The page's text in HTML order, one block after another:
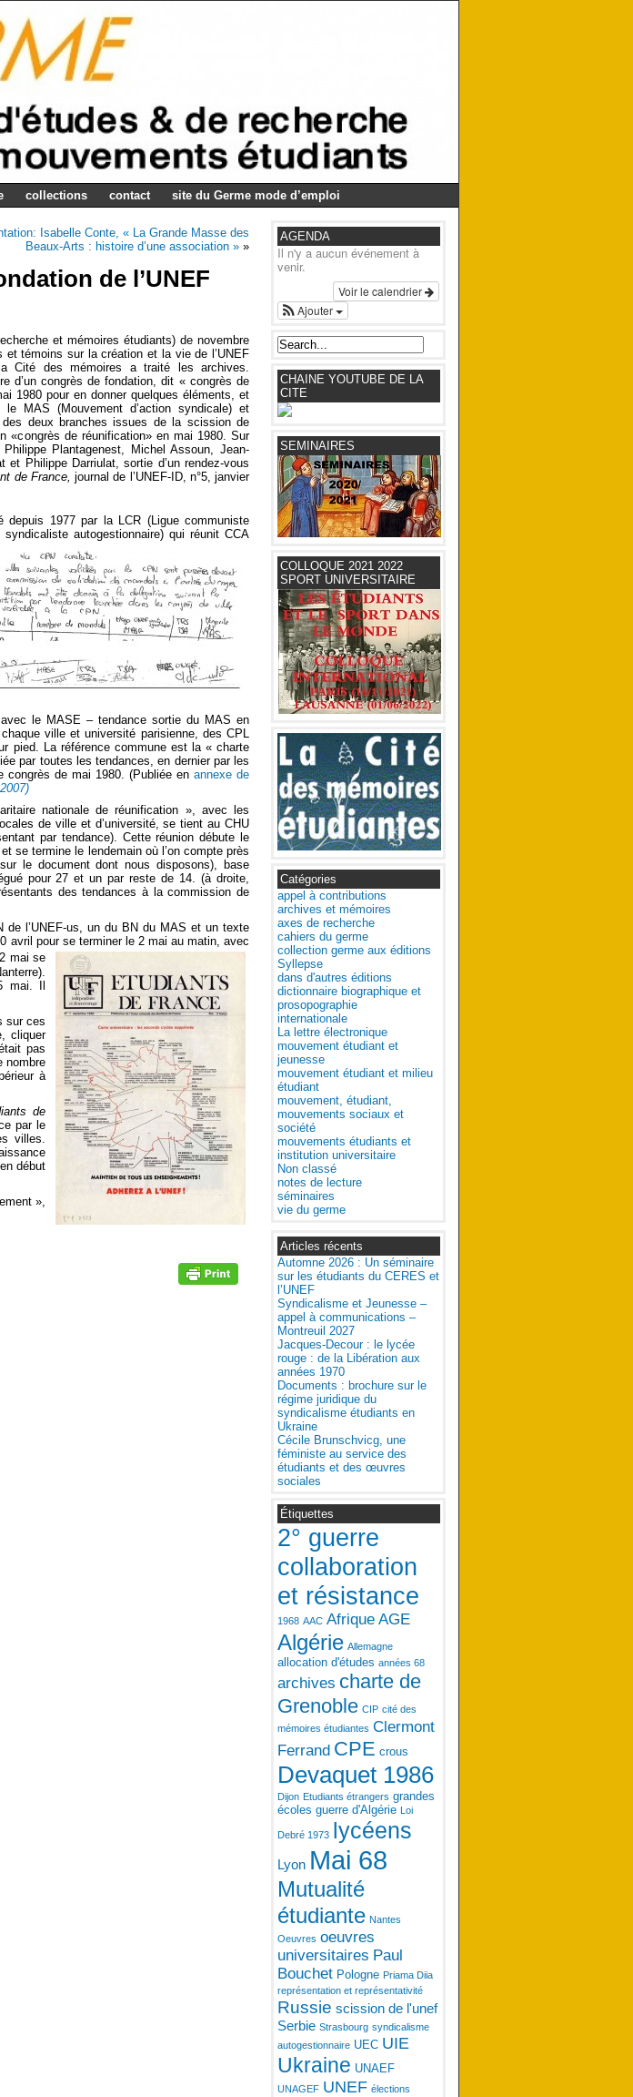
collections contact site du Germe mode d’emploi
Isabelle Conte, « La Grande Masse des
Beaux-Arts : histoire d’une association » »
de l’UNEF
et mémoires étudiants) de novembre
témoins sur la création et la vie de l’UNEF
Cité des mémoires a traité les archives.
d’un congrès de fondation, dit « congrès de
1980 pour en donner quelques éléments, et
le MAS (Mouvement d’action syndicale) et
des deux branches issues de la scission de
«congrès de réunification» en mai 1980. Sur
Plantagenest, Michel Assoun, Jean-
et Philippe Darriulat, sortie d’un rendez-vous
de France, journal de l’UNEF-ID, n°5, janvier
1977 par la LCR (Ligue communiste
autogestionnaire) qui réunit CCA
le MASE – tendance sortie du MAS en
ville et université parisienne, des CPL
pied. La référence commune est la « charte
par toutes les tendances, en dernier par les
de mai 1980. (Publiée en annexe de
nationale de réunification », avec les
de ville et d’université, se tient au CHU
par tendance). Cette réunion débute le
se termine le lendemain où l’on compte près
le document dont nous disposons), base
pour 27 et un par reste de 14. (à droite,
des tendances à la commission de
l’UNEF-us, un du BN du MAS et un texte
avril pour se terminer le 2 mai au matin, avec
mai se
mai. Il
sur ces
cliquer
pas
nombre
à
de
par le
villes.
début
»,
AGENDA
Il n'y a aucun événement à
venir.
Voir le calendrier
Ajouter
CHAINE YOUTUBE DE LA
CITE
SEMINAIRES
COLLOQUE 2021 2022
SPORT UNIVERSITAIRE
Catégories
appel à contributions
archives et mémoires
axes de recherche
cahiers du germe
collection germe aux éditions
Syllepse
dans d'autres éditions
dictionnaire biographique et
prosopographie
internationale
La lettre électronique
mouvement étudiant et
jeunesse
mouvement étudiant et milieu
étudiant
mouvement, étudiant,
mouvements sociaux et
société
mouvements étudiants et
institution universitaire
Non classé
notes de lecture
séminaires
vie du germe
Articles récents
Automne 2026 : Un séminaire
sur les étudiants du CERES et
l’UNEF
Syndicalisme et Jeunesse –
appel à communications –
Montreuil 2027
Jacques-Decour : le lycée
rouge : de la Libération aux
années 1970
Documents : brochure sur le
régime juridique du
syndicalisme étudiants en
Ukraine
Cécile Brunschvicg, une
féministe au service des
étudiants et des œuvres
sociales
Étiquettes
2° guerre
collaboration
et résistance
1968 AAC Afrique AGE
Algérie Allemagne
allocation d'études années 68
archives charte de
Grenoble CIP cité des
mémoires étudiantes Clermont
Ferrand CPE crous
Devaquet 1986
Dijon Etudiants étrangers grandes
écoles guerre d'Algérie Loi
Debré 1973 lycéens
Lyon Mai 68
Mutualité
étudiante Nantes
Oeuvres oeuvres
universitaires Paul
Bouchet Pologne Priama Diia
représentation et représentativité
Russie scission de l'unef
Serbie Strasbourg syndicalisme
autogestionnaire UEC UIE
Ukraine UNAEF
UNAGEF UNEF élections